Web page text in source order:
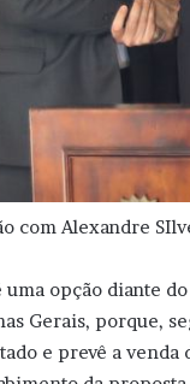
com Alexandre
opção diante
Gerais, porque,
e prevê a venda